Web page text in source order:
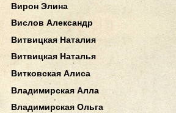
Вирон Элина
Вислов Александр
Витвицкая Наталия
Витвицкая Наталья
Витковская Алиса
Владимирская Алла
Владимирская Ольга